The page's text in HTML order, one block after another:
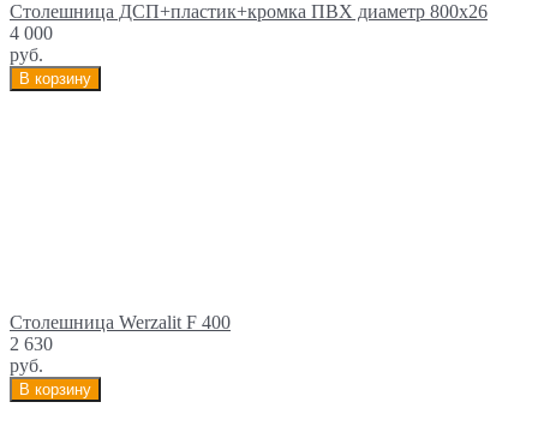
Столешница ДСП+пластик+кромка ПВХ диаметр 800х26
4 000
руб.
В корзину
Столешница Werzalit F 400
2 630
руб.
В корзину